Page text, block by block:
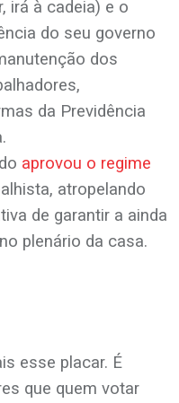
irá à cadeia) e o
do seu governo
dos
da Previdência
aprovou o regime
atropelando
de garantir a ainda
plenário da casa.
esse placar. É
que quem votar